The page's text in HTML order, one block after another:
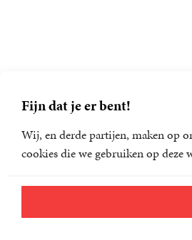
Fijn dat je er bent!
Wij, en derde partijen, maken op
cookies die we gebruiken op deze